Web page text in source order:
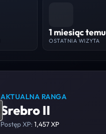
1 miesiąc temu
OSTATNIA WIZYTA
AKTUALNA RANGA
Srebro II
Postęp XP:1,457 XP